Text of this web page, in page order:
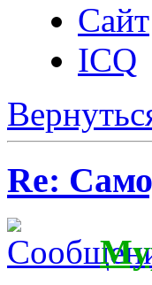
Сайт
ICQ
Re: